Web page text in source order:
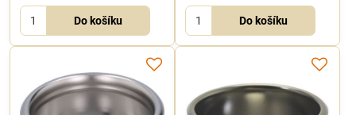
Do košíku Do košíku